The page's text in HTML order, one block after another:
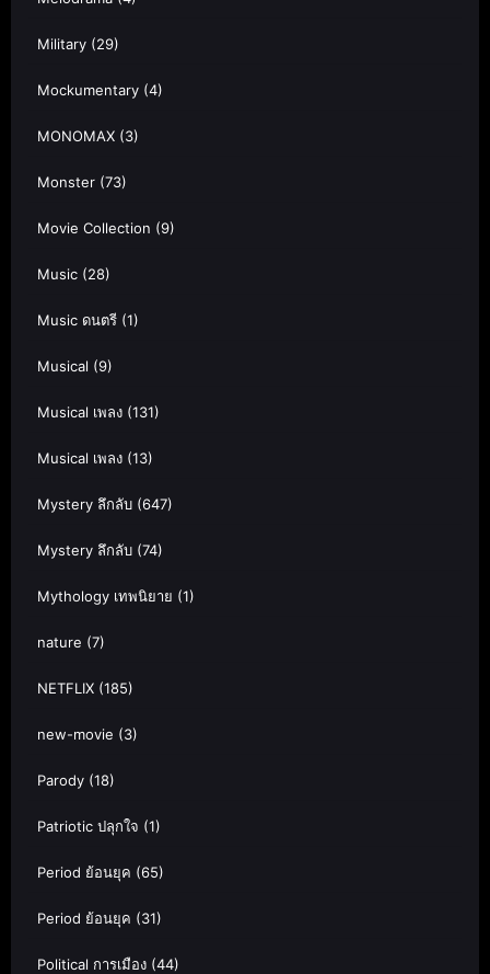
Military (29)
Mockumentary (4)
MONOMAX (3)
Monster (73)
Movie Collection (9)
Music (28)
Music ดนตรี (1)
Musical (9)
Musical เพลง (131)
Musical เพลง (13)
Mystery ลึกลับ (647)
Mystery ลึกลับ (74)
Mythology เทพนิยาย (1)
nature (7)
NETFLIX (185)
new-movie (3)
Parody (18)
Patriotic ปลุกใจ (1)
Period ย้อนยุค (65)
Period ย้อนยุค (31)
Political การเมือง (44)